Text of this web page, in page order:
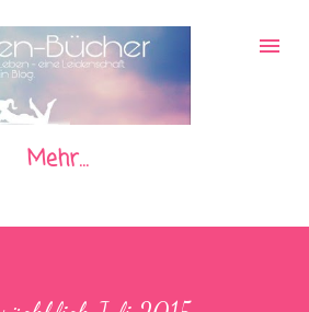
zum Hauptbereich
Mehr…